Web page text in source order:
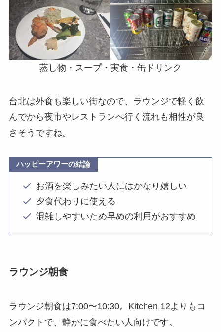
蒸し物・スープ・実食・缶ドリンク
台北は外食も楽しい街なので、ラウンジで軽く飲
んでから夜市やレストランへ行く流れも相性が良
さそうですね。
ハッピーアワーの結論
お酒を楽しみたい人にはかなり嬉しい
夕食代わりに使える
混雑しやすいため早めの利用がおすすめ
ラウンジ朝食
ラウンジ朝食は7:00〜10:30。Kitchen 12よりもコ
ンパクトで、静かに食べたい人向けです。